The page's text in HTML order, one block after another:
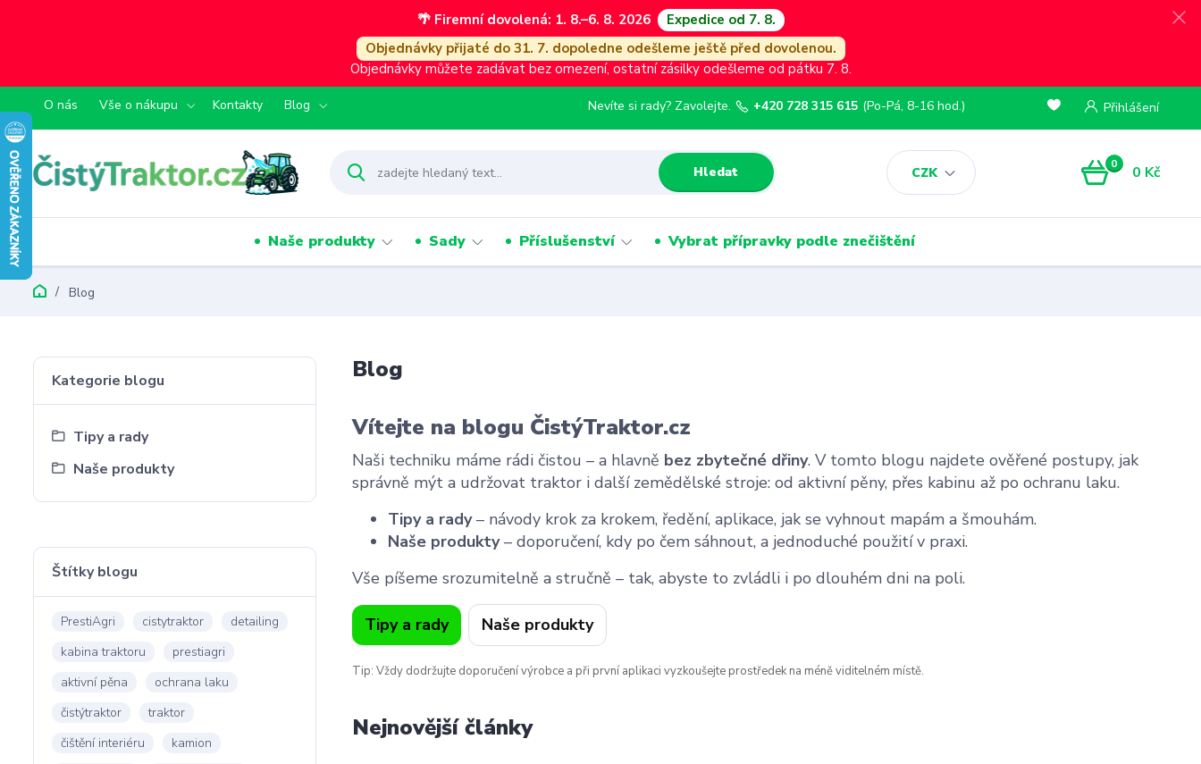
🌴 Firemní dovolená: 1. 8.–6. 8. 2026
Expedice od 7. 8.
Objednávky přijaté do 31. 7. dopoledne odešleme ještě před dovolenou.
Objednávky můžete zadávat bez omezení, ostatní zásilky odešleme od pátku 7. 8.
O nás Vše o nákupu Kontakty Blog
CZK
Přihlášení
Hledat
Nevíte si rady? Zavolejte. +420 728 315 615 (Po-Pá, 8-16 hod.)
0 0 Kč
Naše produkty Sady Příslušenství Vybrat přípravky podle znečištění
Blog
Kategorie blogu
Tipy a rady
Naše produkty
Štítky blogu
PrestiAgri cistytraktor
detailing
kabina traktoru
prestiagri
aktivní pěna
ochrana laku
čistýtraktor
traktor
čištění interiéru
kamion
Blog
Vítejte na blogu ČistýTraktor.cz
Naši techniku máme rádi čistou – a hlavně bez zbytečné dřiny. V tomto blogu najdete ověřené postupy, jak
správně mýt a udržovat traktor i další zemědělské stroje: od aktivní pěny, přes kabinu až po ochranu laku.
Tipy a rady– návody krok za krokem, ředění, aplikace, jak se vyhnout mapám a šmouhám.
Naše produkty– doporučení, kdy po čem sáhnout, a jednoduché použití v praxi.
Vše píšeme srozumitelně a stručně – tak, abyste to zvládli i po dlouhém dni na poli.
Tipy a rady Naše produkty
Tip: Vždy dodržujte doporučení výrobce a při první aplikaci vyzkoušejte prostředek na méně viditelném místě.
Nejnovější články